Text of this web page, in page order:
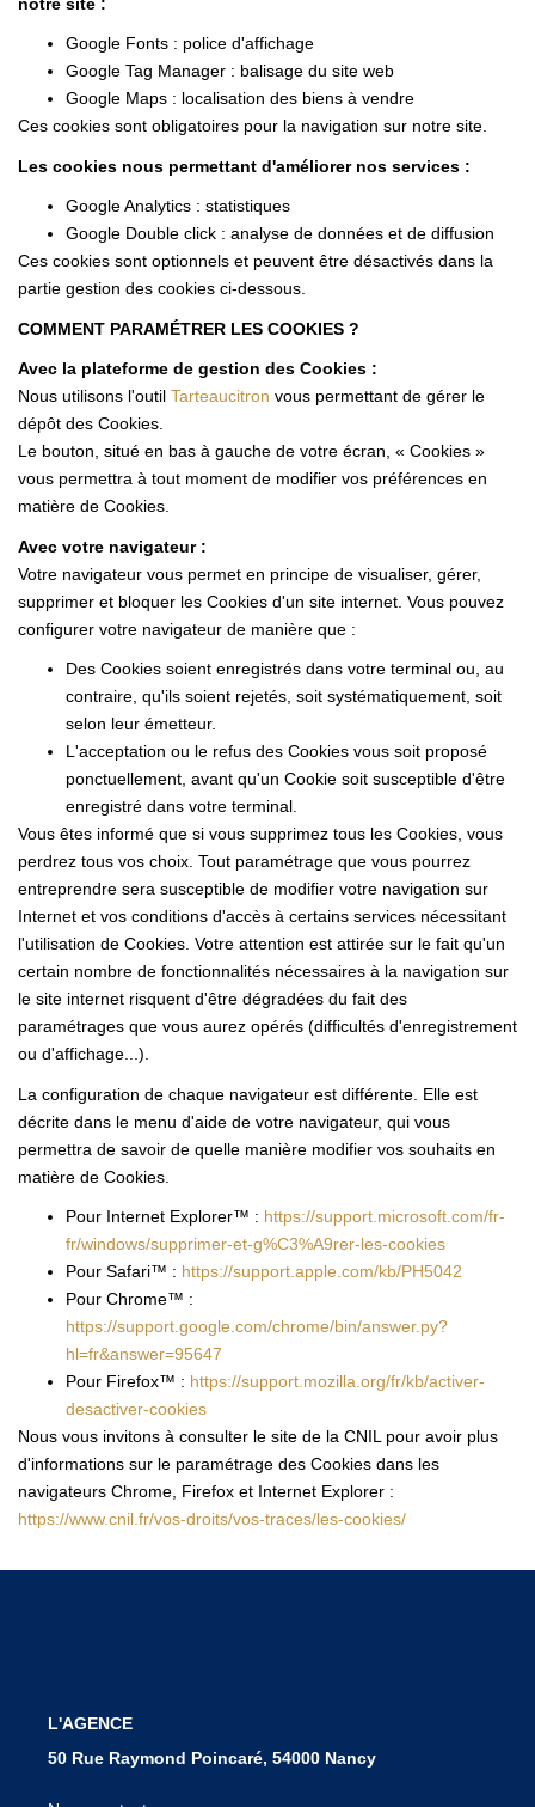
Google Fonts : police d'affichage
Google Tag Manager : balisage du site web
Google Maps : localisation des biens à vendre
Ces cookies sont obligatoires pour la navigation sur notre site.
Les cookies nous permettant d'améliorer nos services :
Google Analytics : statistiques
Google Double click : analyse de données et de diffusion
Ces cookies sont optionnels et peuvent être désactivés dans la
partie gestion des cookies ci-dessous.
COMMENT PARAMÉTRER LES COOKIES ?
Avec la plateforme de gestion des Cookies :
Nous utilisons l'outil Tarteaucitron vous permettant de gérer le
dépôt des Cookies.
Le bouton, situé en bas à gauche de votre écran, « Cookies »
vous permettra à tout moment de modifier vos préférences en
matière de Cookies.
Avec votre navigateur :
Votre navigateur vous permet en principe de visualiser, gérer,
supprimer et bloquer les Cookies d'un site internet. Vous pouvez
configurer votre navigateur de manière que :
Des Cookies soient enregistrés dans votre terminal ou, au
contraire, qu'ils soient rejetés, soit systématiquement, soit
selon leur émetteur.
L'acceptation ou le refus des Cookies vous soit proposé
ponctuellement, avant qu'un Cookie soit susceptible d'être
enregistré dans votre terminal.
Vous êtes informé que si vous supprimez tous les Cookies, vous
perdrez tous vos choix. Tout paramétrage que vous pourrez
entreprendre sera susceptible de modifier votre navigation sur
Internet et vos conditions d'accès à certains services nécessitant
l'utilisation de Cookies. Votre attention est attirée sur le fait qu'un
certain nombre de fonctionnalités nécessaires à la navigation sur
le site internet risquent d'être dégradées du fait des
paramétrages que vous aurez opérés (difficultés d'enregistrement
ou d'affichage...).
La configuration de chaque navigateur est différente. Elle est
décrite dans le menu d'aide de votre navigateur, qui vous
permettra de savoir de quelle manière modifier vos souhaits en
matière de Cookies.
Pour Internet Explorer™ : https://support.microsoft.com/fr-
fr/windows/supprimer-et-g%C3%A9rer-les-cookies
Pour Safari™ : https://support.apple.com/kb/PH5042
Pour Chrome™ :
https://support.google.com/chrome/bin/answer.py?
hl=fr&answer=95647
Pour Firefox™ : https://support.mozilla.org/fr/kb/activer-
desactiver-cookies
Nous vous invitons à consulter le site de la CNIL pour avoir plus
d'informations sur le paramétrage des Cookies dans les
navigateurs Chrome, Firefox et Internet Explorer :
https://www.cnil.fr/vos-droits/vos-traces/les-cookies/
L'AGENCE
50 Rue Raymond Poincaré, 54000 Nancy